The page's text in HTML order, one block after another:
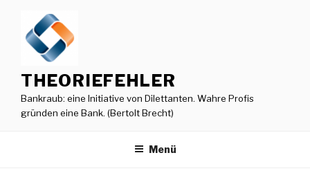
springen
THEORIEFEHLER
Bankraub: eine Initiative von Dilettanten. Wahre Profis
gründen eine Bank. (Bertolt Brecht)
Menü